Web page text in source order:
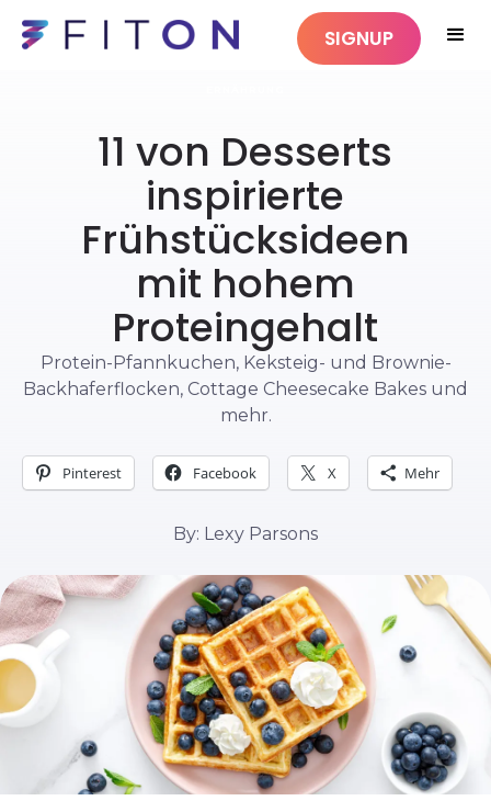
SIGNUP
11 von Desserts
inspirierte
Frühstücksideen
mit hohem
Proteingehalt
Protein-Pfannkuchen, Keksteig- und Brownie-
Backhaferflocken, Cottage Cheesecake Bakes und
mehr.
Pinterest Facebook X Mehr
By: Lexy Parsons